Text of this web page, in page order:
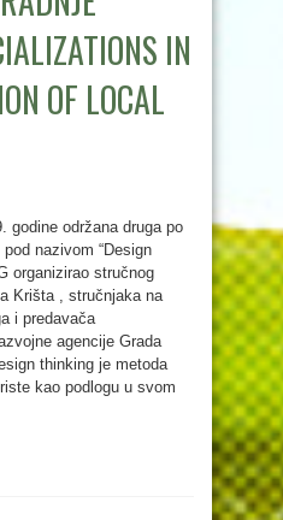
IN
OF LOCAL
godine održana druga po
nazivom “Design
organizirao stručnog
Krišta , stručnjaka na
i predavača
agencije Grada
thinking je metoda
kao podlogu u svom